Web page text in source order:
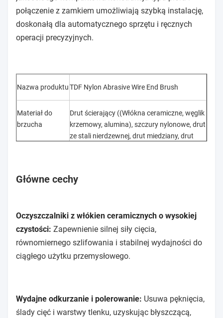
połączenie z zamkiem umożliwiają szybką instalację,
doskonałą dla automatycznego sprzętu i ręcznych
operacji precyzyjnych.
Nazwa produktuTDF Nylon Abrasive Wire End Brush
Materiał do
brzucha
Drut ścierający ((Włókna ceramiczne, węglik
krzemowy, alumina), szczury nylonowe, drut
ze stali nierdzewnej, drut miedziany, drut
Wielkość
Główne cechy
Oczyszczalniki z włókien ceramicznych o wysokiej
czystości: Zapewnienie silnej siły cięcia,
równomiernego szlifowania i stabilnej wydajności do
ciągłego użytku przemysłowego.
Wydajne odkurzanie i polerowanie: Usuwa pęknięcia,
ślady cięć i warstwy tlenku, uzyskując błyszczącą,